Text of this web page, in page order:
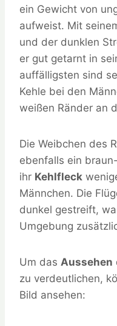
ein Gewicht von
aufweist. Mit
und der dunklen
er gut getarnt in
auffälligsten sind
Kehle bei den
weißen Ränder an
Die Weibchen des
ebenfalls ein
ihr Kehlfleck
Männchen. Die
dunkel gestreift,
Umgebung
Um das Aussehen
zu verdeutlichen,
Bild ansehen: